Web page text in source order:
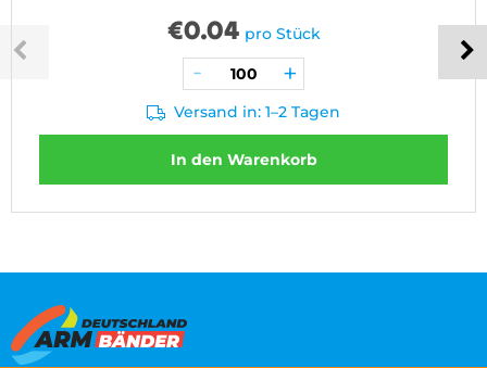
€0.04 pro Stück
Versand in: 1–2 Tagen
In den Warenkorb